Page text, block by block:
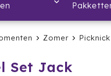
Zomer Picknick
Set Jack